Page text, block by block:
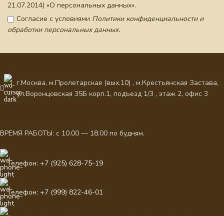
21.07.2014) «О персональных данных».
Согласие с условиями Политики конфиденциальности и
обработки персональных данных.
г.Москва, м.Пролетарская (вых.10) , м.Крестьянская Застава,
ул.Воронцовская 35Б корп.1, подъезд 1/3 , этаж 2, офис 3
ВРЕМЯ РАБОТЫ: с 10.00 — 18.00 по будням.
Телефон: +7 (925) 628-75-19
Телефон: +7 (999) 822-46-01